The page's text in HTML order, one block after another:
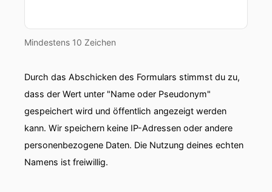
Mindestens 10 Zeichen
Durch das Abschicken des Formulars stimmst du zu,
dass der Wert unter "Name oder Pseudonym"
gespeichert wird und öffentlich angezeigt werden
kann. Wir speichern keine IP-Adressen oder andere
personenbezogene Daten. Die Nutzung deines echten
Namens ist freiwillig.